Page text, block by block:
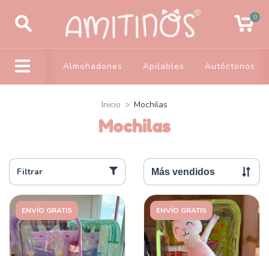
0
Almohadones Apilables Autóctonos
Inicio > Mochilas
Mochilas
Filtrar
ENVÍO GRATIS ENVÍO GRATIS